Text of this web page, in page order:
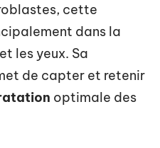
cette
dans la
les yeux. Sa
de capter et retenir
optimale des